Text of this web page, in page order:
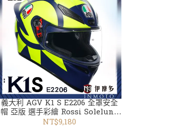
義大利 AGV K1 S E2206 全罩安全
帽 亞版 選手彩繪 Rossi Soleluna
2018
NT$9,180